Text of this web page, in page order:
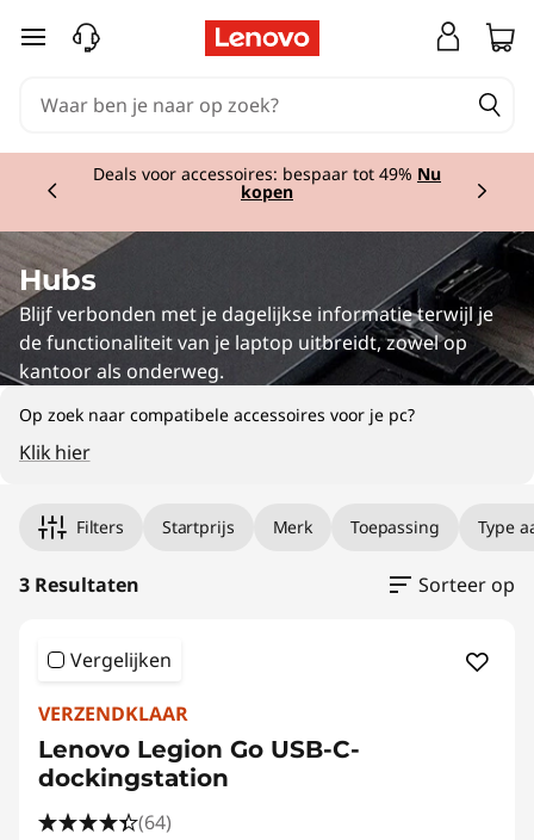
Ga naar de hoofdinhoud
Deals voor accessoires: bespaar tot 49% Nu
kopen
Currently displaying item 1 of 3
Hubs
Blijf verbonden met je dagelijkse informatie terwijl je
de functionaliteit van je laptop uitbreidt, zowel op
kantoor als onderweg.
Op zoek naar compatibele accessoires voor je pc?
Klik hier
Filters Startprijs Merk Toepassing Type
3 Resultaten Sorteer op
Vergelijken
VERZENDKLAAR
Lenovo Legion Go USB-C-
dockingstation
(64)